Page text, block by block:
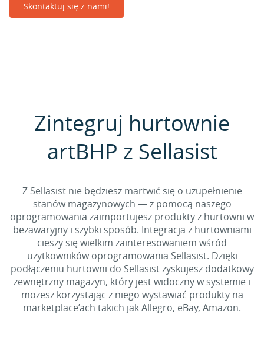
Skontaktuj się z nami!
Zintegruj hurtownie
artBHP z Sellasist
Z Sellasist nie będziesz martwić się o uzupełnienie
stanów magazynowych — z pomocą naszego
oprogramowania zaimportujesz produkty z hurtowni w
bezawaryjny i szybki sposób. Integracja z hurtowniami
cieszy się wielkim zainteresowaniem wśród
użytkowników oprogramowania Sellasist. Dzięki
podłączeniu hurtowni do Sellasist zyskujesz dodatkowy
zewnętrzny magazyn, który jest widoczny w systemie i
możesz korzystając z niego wystawiać produkty na
marketplace’ach takich jak Allegro, eBay, Amazon.